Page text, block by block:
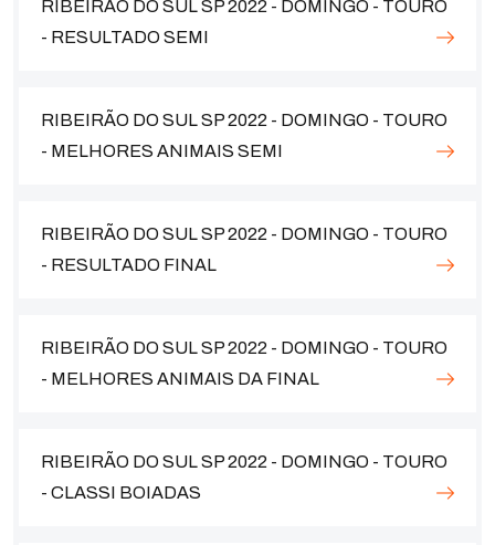
RIBEIRÃO DO SUL SP 2022 - DOMINGO - TOURO
- RESULTADO SEMI
RIBEIRÃO DO SUL SP 2022 - DOMINGO - TOURO
- MELHORES ANIMAIS SEMI
RIBEIRÃO DO SUL SP 2022 - DOMINGO - TOURO
- RESULTADO FINAL
RIBEIRÃO DO SUL SP 2022 - DOMINGO - TOURO
- MELHORES ANIMAIS DA FINAL
RIBEIRÃO DO SUL SP 2022 - DOMINGO - TOURO
- CLASSI BOIADAS